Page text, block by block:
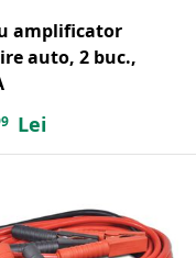
amplificator
auto, 2 buc.,
Lei